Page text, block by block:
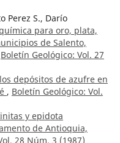
Perez S., Darío
para oro, plata,
de Salento,
Boletín Geológico: Vol. 27
depósitos de azufre en
, Boletín Geológico: Vol.
y epidota
de Antioquia,
28 Núm. 3 (1987)